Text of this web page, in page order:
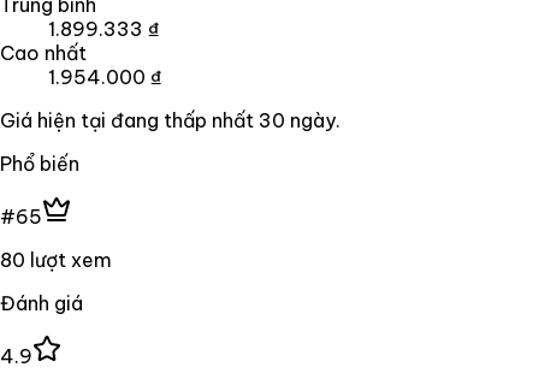
1.899.333 ₫
Cao nhất
1.954.000 ₫
Giá hiện tại đang thấp nhất 30 ngày.
Phổ biến
#65
80 lượt xem
Đánh giá
4.9